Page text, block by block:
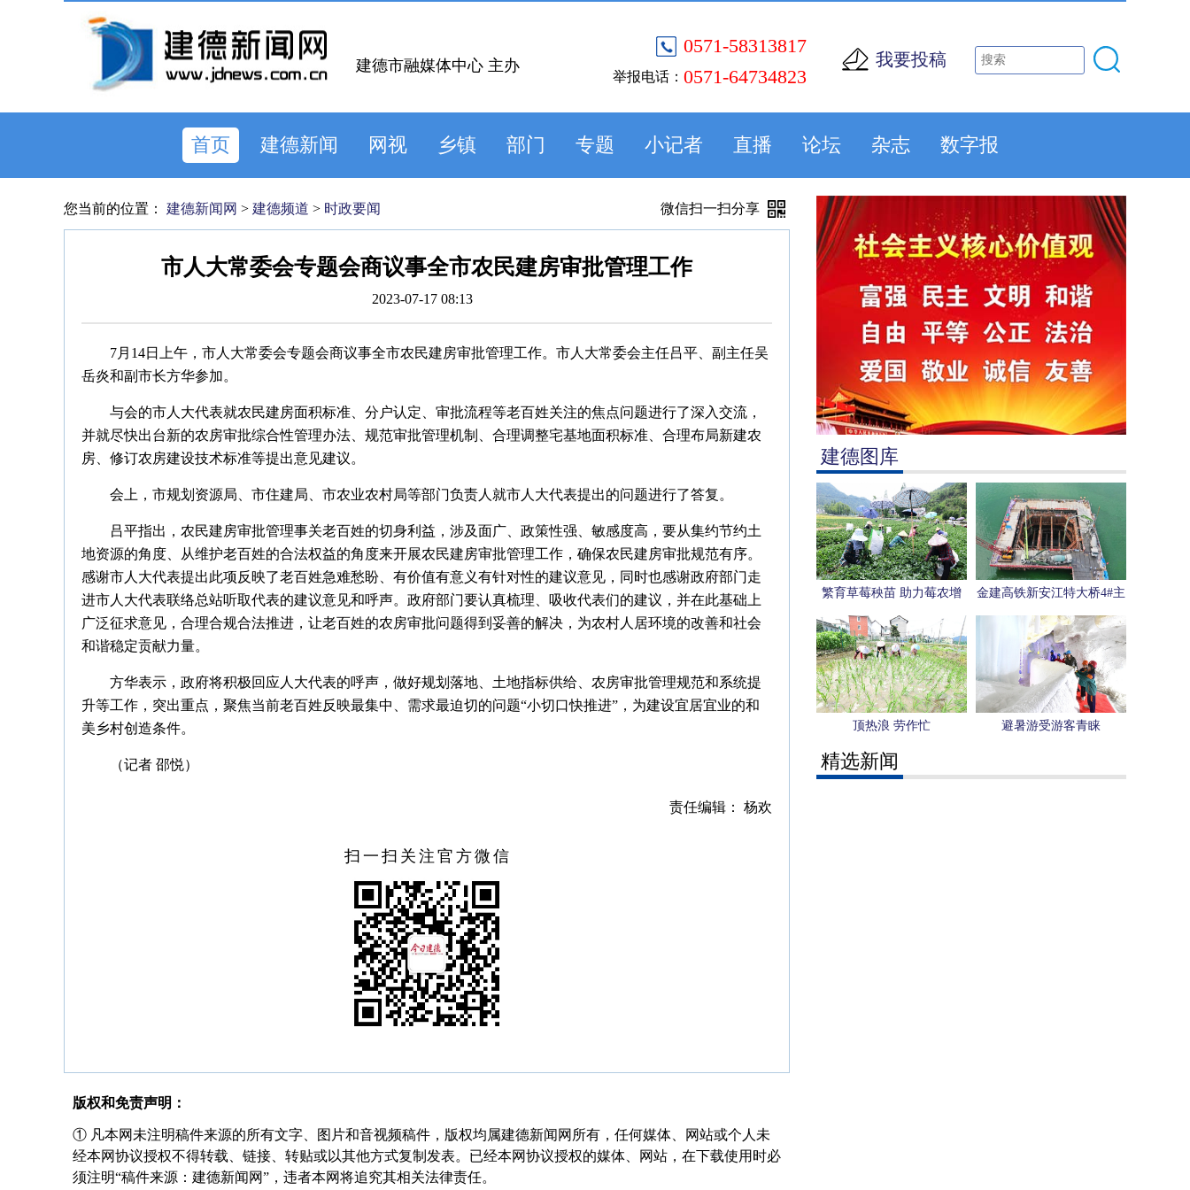
0571-58313817
举报电话： 0571-64734823
我要投稿
建德市融媒体中心 主办
首页 建德新闻 网视 乡镇 部门 专题 小记者 直播 论坛 杂志 数字报
建德图库
繁育草莓秧苗 助力莓农增
收
金建高铁新安江特大桥4#主
墩承台浇筑完成
顶热浪 劳作忙 避暑游受游客青睐
精选新闻
您当前的位置： 建德新闻网 > 建德频道 > 时政要闻 微信扫一扫分享
市人大常委会专题会商议事全市农民建房审批管理工作
2023-07-17 08:13
7月14日上午，市人大常委会专题会商议事全市农民建房审批管理工作。市人大常委会主任吕平、副主任吴
岳炎和副市长方华参加。
与会的市人大代表就农民建房面积标准、分户认定、审批流程等老百姓关注的焦点问题进行了深入交流，
并就尽快出台新的农房审批综合性管理办法、规范审批管理机制、合理调整宅基地面积标准、合理布局新建农
房、修订农房建设技术标准等提出意见建议。
会上，市规划资源局、市住建局、市农业农村局等部门负责人就市人大代表提出的问题进行了答复。
吕平指出，农民建房审批管理事关老百姓的切身利益，涉及面广、政策性强、敏感度高，要从集约节约土
地资源的角度、从维护老百姓的合法权益的角度来开展农民建房审批管理工作，确保农民建房审批规范有序。
感谢市人大代表提出此项反映了老百姓急难愁盼、有价值有意义有针对性的建议意见，同时也感谢政府部门走
进市人大代表联络总站听取代表的建议意见和呼声。政府部门要认真梳理、吸收代表们的建议，并在此基础上
广泛征求意见，合理合规合法推进，让老百姓的农房审批问题得到妥善的解决，为农村人居环境的改善和社会
和谐稳定贡献力量。
方华表示，政府将积极回应人大代表的呼声，做好规划落地、土地指标供给、农房审批管理规范和系统提
升等工作，突出重点，聚焦当前老百姓反映最集中、需求最迫切的问题“小切口快推进”，为建设宜居宜业的和
美乡村创造条件。
（记者 邵悦）
责任编辑： 杨欢
扫一扫关注官方微信
版权和免责声明：
① 凡本网未注明稿件来源的所有文字、图片和音视频稿件，版权均属建德新闻网所有，任何媒体、网站或个人未
经本网协议授权不得转载、链接、转贴或以其他方式复制发表。已经本网协议授权的媒体、网站，在下载使用时必
须注明“稿件来源：建德新闻网”，违者本网将追究其相关法律责任。